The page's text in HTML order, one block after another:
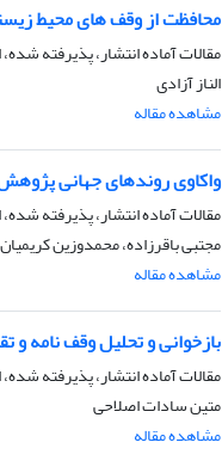
محافظت از وقف های محیط
مقالات آماده انتشار، پذیرفته شده،
الناز آزادی
مشاهده مقاله
واکاوی روندهای جهانی
مقالات آماده انتشار، پذیرفته شده،
مجتبی باقرزاده، محمدوزین
مشاهده مقاله
بازخوانی و تحلیل وقف نامه
مقالات آماده انتشار، پذیرفته شده،
متین سادات اصلاحی
مشاهده مقاله